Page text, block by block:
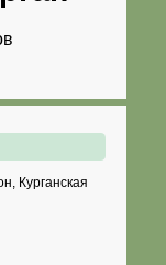
Курганская